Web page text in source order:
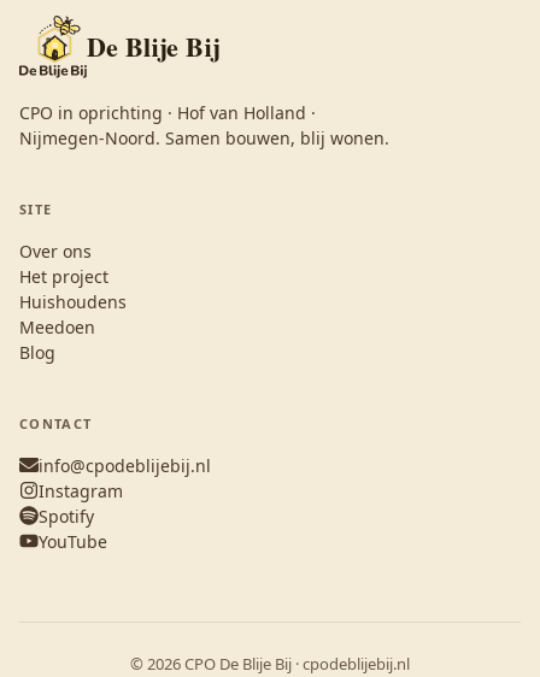
De Blije Bij
CPO in oprichting · Hof van Holland ·
Nijmegen-Noord. Samen bouwen, blij wonen.
SITE
Over ons
Het project
Huishoudens
Meedoen
Blog
CONTACT
info@cpodeblijebij.nl
Instagram
Spotify
YouTube
© 2026 CPO De Blije Bij · cpodeblijebij.nl